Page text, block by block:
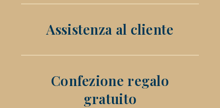
Assistenza al cliente
Confezione regalo
gratuito